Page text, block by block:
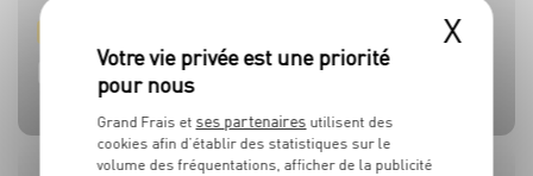
TOMATES
BEAUFORT AOP
CÔTE DE BŒUF
MOULES DE BOUCHOT AOP DE LA BAIE DU MONT-SAINT-
X
Grand Frais et ses partenaires utilisent des
cookies afin d’établir des statistiques sur le
volume des fréquentations, afficher de la publicité